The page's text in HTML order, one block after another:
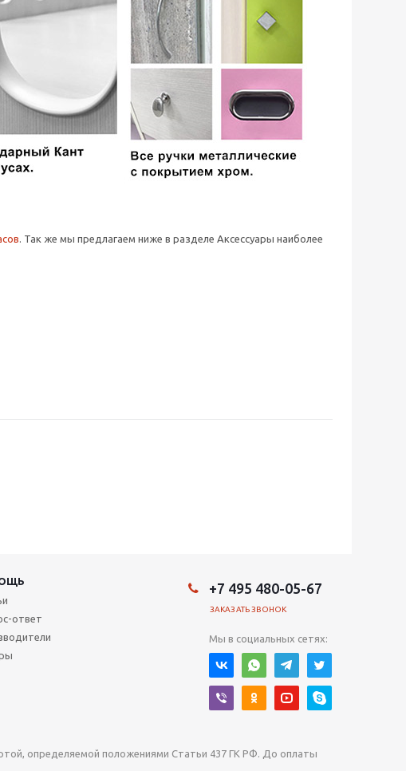
. Так же мы предлагаем ниже в разделе Аксессуары наиболее
ответ
+7 495 480-05-67
ЗАКАЗАТЬ ЗВОНОК
Мы в социальных сетях:
определяемой положениями Статьи 437 ГК РФ. До оплаты